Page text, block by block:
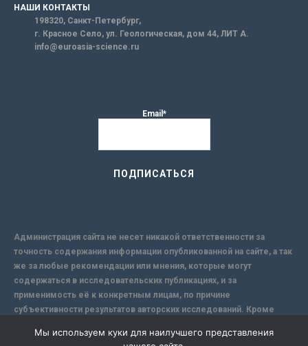
НАШИ КОНТАКТЫ
198320, Санкт-Петербург,
г. Красное Село, ул. Геологическая, дом 44, ЛИТ А.
info@euroasia-science.ru
Email*
Администрация сайта не несет никакой ответственности за
точность содержания информации опубликованной на сайте, а так
же за любые рекомендации или мнения, которые могут
содержаться в исследовательских публикациях, и за
применимость её к конкретным лицам, по причине
субъективности результатов авторских исследований. Кроме
надежной защиты информации, Сайт не несет ответственности за
Мы используем куки для наилучшего представления